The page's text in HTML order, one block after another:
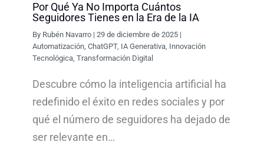
Por Qué Ya No Importa Cuántos
Seguidores Tienes en la Era de la IA
By Rubén Navarro |29 de diciembre de 2025 |
Automatización,ChatGPT, IA Generativa, Innovación
Tecnológica,Transformación Digital
Descubre cómo la inteligencia artificial ha
redefinido el éxito en redes sociales y por
qué el número de seguidores ha dejado de
ser relevante en…